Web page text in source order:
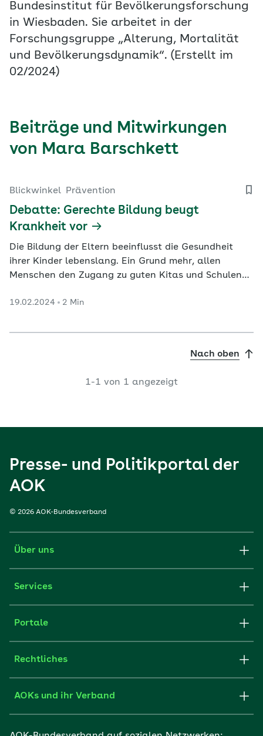
Bundesinstitut für Bevölkerungsforschung
in Wiesbaden. Sie arbeitet in der
Forschungsgruppe „Alterung, Mortalität
und Bevölkerungsdynamik“. (Erstellt im
02/2024)
Beiträge und Mitwirkungen
von Mara Barschkett
Blickwinkel Prävention
Debatte: Gerechte Bildung beugt
Krankheit vor
Die Bildung der Eltern beeinflusst die Gesundheit
ihrer Kinder lebenslang. Ein Grund mehr, allen
Menschen den Zugang zu guten Kitas und Schulen
Huebener.
19.02.2024 2 Min
Nach oben
1-1 von 1 angezeigt
Presse- und Politikportal der
AOK
© 2026 AOK-Bundesverband
Über uns
Services
Portale
Rechtliches
AOKs und ihr Verband